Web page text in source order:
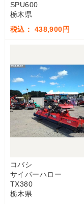
SPU600
栃木県
税込： 438,900円
コバシ
サイバーハロー
TX380
栃木県